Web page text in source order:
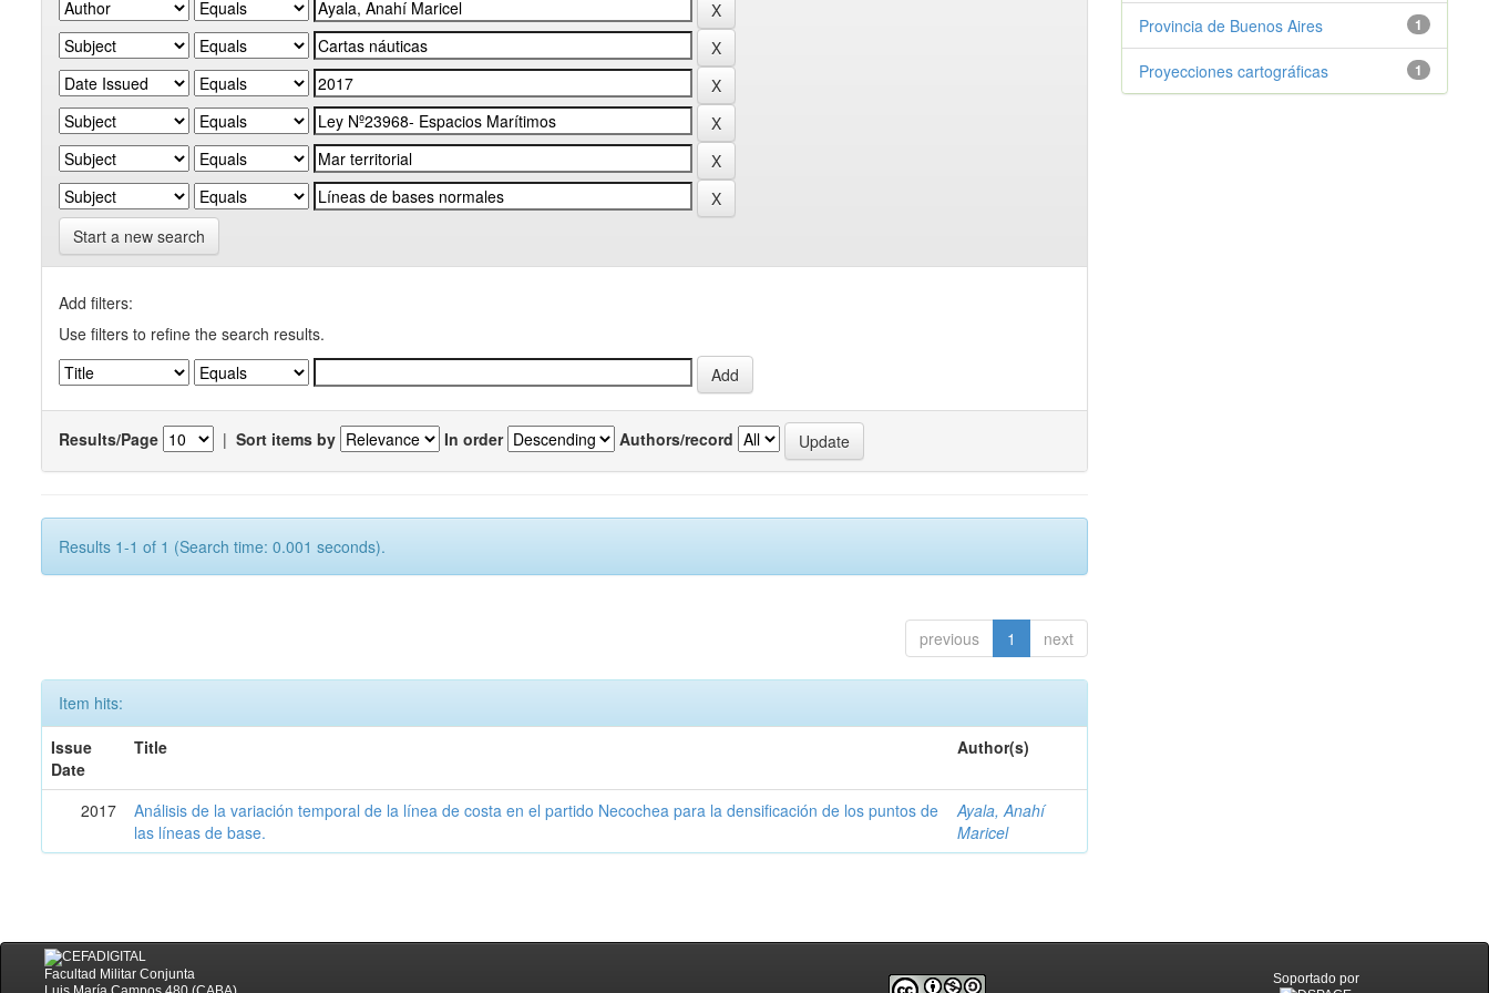
Start a new search
Add filters:
Use filters to refine the search results.
Results/Page | Sort items by In order Authors/record
Results 1-1 of 1 (Search time: 0.001 seconds).
previous 1 next
Item hits:
Issue
Date
Title Author(s)
2017
Análisis de la variación temporal de la línea de costa en el partido Necochea para la densificación de los puntos de
las líneas de base.
Ayala, Anahí
Maricel
1
Provincia de Buenos Aires
1
Proyecciones cartográficas
Facultad Militar Conjunta
Soportado por